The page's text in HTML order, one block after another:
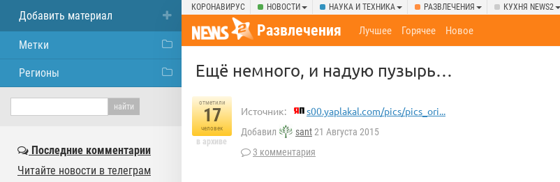
КОРОНАВИРУС НОВОСТИ НАУКА И ТЕХНИКА РАЗВЛЕЧЕНИЯ КУХНЯ NEWS2
Развлечения Лучшее Горячее Новое
Ещё немного, и надую пузырь…
отметили
17
человек
в архиве
Источник: s00.yaplakal.com/pics/pics_ori...
Добавил sant21 Августа 2015
3 комментария
Добавить материал
Метки
Регионы
Последние комментарии
Читайте новости в телеграм